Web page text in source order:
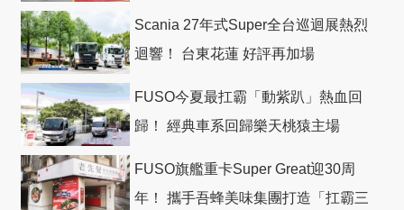
Scania 27年式Super全台巡迴展熱烈
迴響！ 台東花蓮 好評再加場
FUSO今夏最扛霸「動紫趴」熱血回
歸！ 經典車系回歸樂天桃猿主場
FUSO旗艦重卡Super Great迎30周
年！ 攜手吾蜂美味集團打造「扛霸三